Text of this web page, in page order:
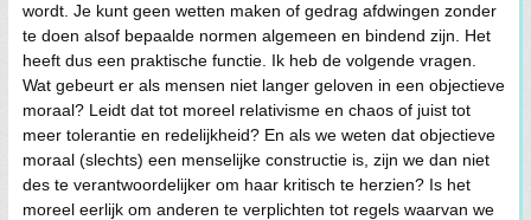
wordt. Je kunt geen wetten maken of gedrag afdwingen zonder
te doen alsof bepaalde normen algemeen en bindend zijn. Het
heeft dus een praktische functie. Ik heb de volgende vragen.
Wat gebeurt er als mensen niet langer geloven in een objectieve
moraal? Leidt dat tot moreel relativisme en chaos of juist tot
meer tolerantie en redelijkheid? En als we weten dat objectieve
moraal (slechts) een menselijke constructie is, zijn we dan niet
des te verantwoordelijker om haar kritisch te herzien? Is het
moreel eerlijk om anderen te verplichten tot regels waarvan we